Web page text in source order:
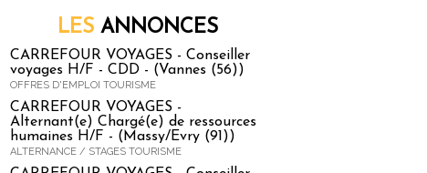
LES ANNONCES
CARREFOUR VOYAGES - Conseiller
voyages H/F - CDD - (Vannes (56))
OFFRES D'EMPLOI TOURISME
CARREFOUR VOYAGES -
Alternant(e) Chargé(e) de ressources
humaines H/F - (Massy/Evry (91))
ALTERNANCE / STAGES TOURISME